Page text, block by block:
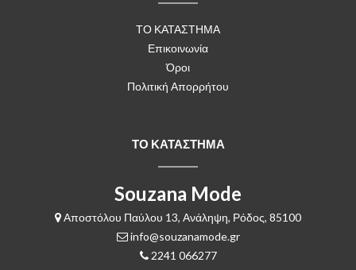
ΤΟ ΚΑΤΑΣΤΗΜΑ
Επικοινωνία
Όροι
Πολιτική Απορρήτου
ΤΟ ΚΑΤΑΣΤΗΜΑ
Souzana Mode
Αποστόλου Παύλου 13, Ανάληψη, Ρόδος, 85100
info@souzanamode.gr
2241 066277